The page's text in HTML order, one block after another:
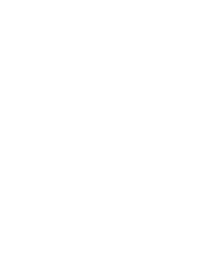
наших фотографов